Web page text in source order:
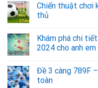
Chiến thuật chơi
thủ
Khám phá chi
2024 cho anh em
Đề 3 càng 789F
toàn